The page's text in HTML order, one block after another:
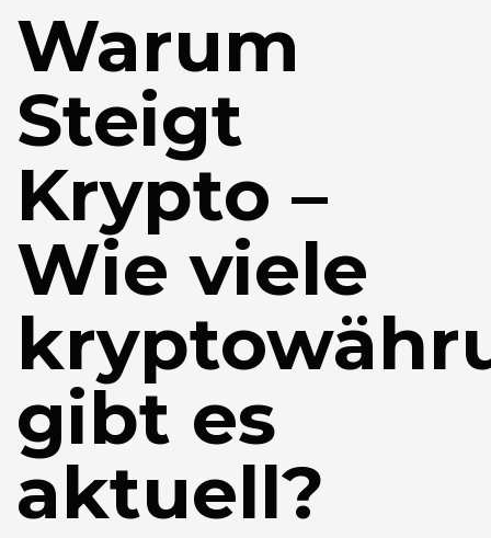
Warum
Steigt
Krypto –
Wie viele
gibt es
aktuell?